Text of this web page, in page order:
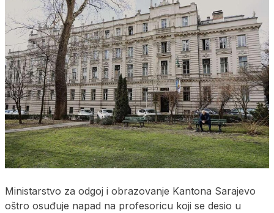
Ministarstvo za odgoj i obrazovanje Kantona Sarajevo
oštro osuđuje napad na profesoricu koji se desio u